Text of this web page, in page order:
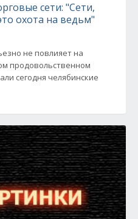
сети: "Сети,
охота на ведьм"
не повлияет на
продовольственном
сегодня челябинские